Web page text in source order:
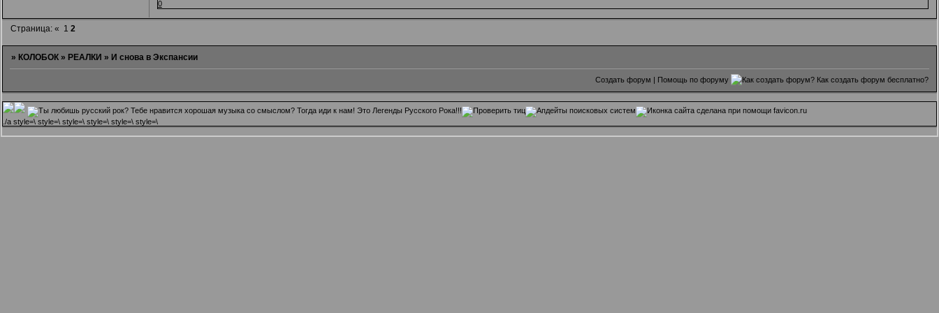
0
Страница: « 1 2
» КОЛОБОК » РЕАЛКИ » И снова в Экспансии
Создать форум | Помощь по форуму
/a style=\ style=\ style=\ style=\ style=\ style=\